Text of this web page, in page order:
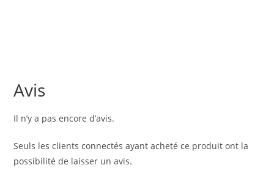
Avis
Il n’y a pas encore d’avis.
Seuls les clients connectés ayant acheté ce produit ont la
possibilité de laisser un avis.